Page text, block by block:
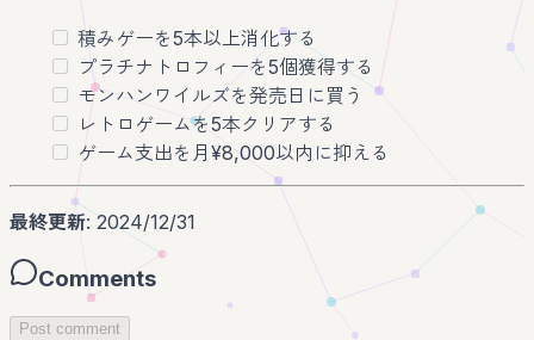
積みゲーを5本以上消化する
プラチナトロフィーを5個獲得する
モンハンワイルズを発売日に買う
レトロゲームを5本クリアする
ゲーム支出を月¥8,000以内に抑える
最終更新: 2024/12/31
Comments
Post comment